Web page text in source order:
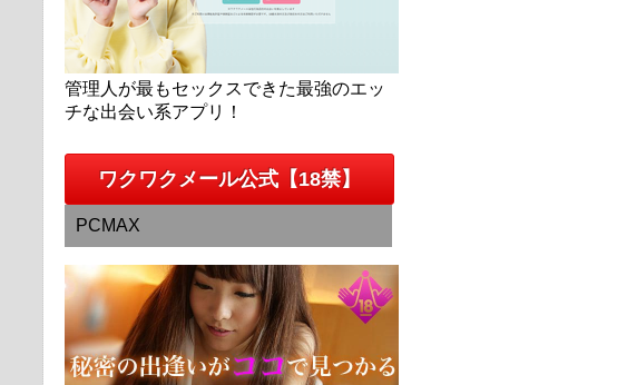
管理人が最もセックスできた最強のエッ
チな出会い系アプリ！
ワクワクメール公式【18禁】
PCMAX